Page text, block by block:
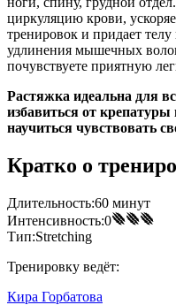
циркуляцию крови,
тренировок и придает
удлинения мышечных
почувствуете приятную
Растяжка идеальна для
избавиться от
научиться чувствовать
Кратко о
Длительность:60 минут
Интенсивность:0
Тип:Stretching
Тренировку ведёт:
Кира Горбатова